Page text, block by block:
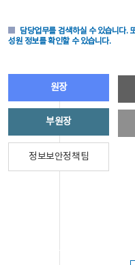
담당업무를 검색하실 수 있습니다.
성원 정보를 확인할 수 있습니다.
원장
부원장
정보보안정책팀